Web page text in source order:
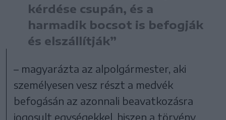
kérdése csupán, és a
harmadik bocsot is befogják
és elszállítják”
– magyarázta az alpolgármester, aki
személyesen vesz részt a medvék
befogásán az azonnali beavatkozásra
jogosult egységekkel, hiszen a törvény